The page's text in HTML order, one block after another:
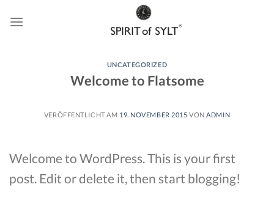
UNCATEGORIZED
Welcome to Flatsome
VERÖFFENTLICHT AM 19. NOVEMBER 2015 VON ADMIN
Welcome to WordPress. This is your first
post. Edit or delete it, then start blogging!